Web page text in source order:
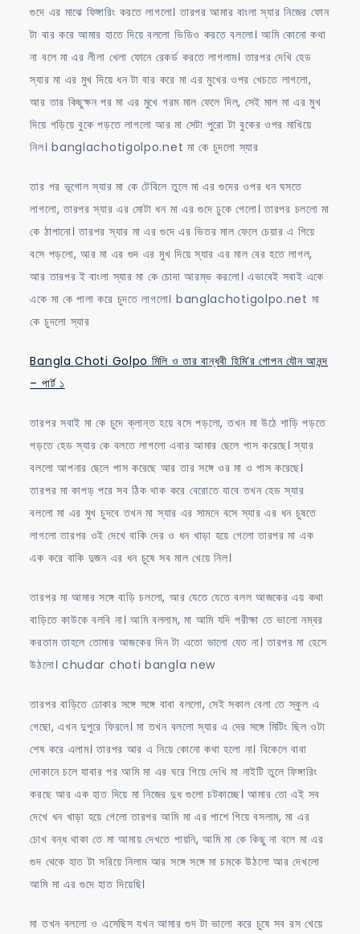
গুদে এর মাঝে ফিঙ্গারিং করতে লাগলো। তারপর আমার বাংলা স্যার নিজের ফোন
টা বার করে আমার হাতে দিয়ে বললো ভিডিও করতে বললো। আমি কোনো কথা
না বলে মা এর লীলা খেলা ফোনে রেকর্ড করতে লাগলাম। তারপর দেখি হেড
স্যার মা এর মুখ দিয়ে ধন টা বার করে মা এর মুখের ওপর খেচতে লাগলো,
আর তার কিছুক্ষন পর মা এর মুখে গরম মাল ফেলে দিল, সেই মাল মা এর মুখ
দিয়ে গড়িয়ে বুকে পড়তে লাগলো আর মা সেটা পুরো টা বুকের ওপর মাখিয়ে
নিল। banglachotigolpo.net মা কে চুদলো স্যার
তার পর ভূগোল স্যার মা কে টেবিলে তুলে মা এর গুদের ওপর ধন ঘসতে
লাগলো, তারপর স্যার এর মোটা ধন মা এর গুদে ঢুকে গেলো। তারপর চললো মা
কে ঠাপানো। তারপর স্যার মা এর গুদে এর ভিতর মাল ফেলে চেয়ার এ গিয়ে
বসে পড়লো, আর মা এর গুদ এর মুখ দিয়ে স্যার এর মাল বের হতে লাগল,
আর তারপর ই বাংলা স্যার মা কে চোদা আরম্ভ করলো। এভাবেই সবাই একে
একে মা কে পালা করে চুদতে লাগলো। banglachotigolpo.net মা
কে চুদলো স্যার
Bangla Choti Golpo মিলি ও তার বান্ধবী হিমি’র গোপন যৌন আনন্দ
– পার্ট ১
তারপর সবাই মা কে চুদে ক্লান্ত হয়ে বসে পড়লো, তখন মা উঠে শাড়ি পড়তে
পড়তে হেড স্যার কে বলতে লাগলো এবার আমার ছেলে পাস করেছে। স্যার
বললো আপনার ছেলে পাস করেছে আর তার সঙ্গে ওর মা ও পাস করেছে।
তারপর মা কাপড় পরে সব ঠিক থাক করে বেরোতে যাবে তখন হেড স্যার
বললো মা এর মুখ চুদবে তখন মা স্যার এর সামনে বসে স্যার এর ধন চুষতে
লাগলো তারপর ওই দেখে বাকি দের ও ধন খাড়া হয়ে গেলো তারপর মা এক
এক করে বাকি দুজন এর ধন চুষে সব মাল খেয়ে নিল।
তারপর মা আমার সঙ্গে বাড়ি চললো, আর যেতে যেতে বলল আজকের এয় কথা
বাড়িতে কাউকে বলবি না। আমি বললাম, মা আমি যদি পরীক্ষা তে ভালো নম্বর
করতাম তাহলে তোমার আজকের দিন টা এতো ভালো যেত না। তারপর মা হেসে
উঠলো। chudar choti bangla new
তারপর বাড়িতে ঢোকার সঙ্গে সঙ্গে বাবা বললো, সেই সকাল বেলা তে স্কুল এ
গেছো, এখন দুপুরে ফিরলে। মা তখন বললো স্যার এ দের সঙ্গে মিটিং ছিল ওটা
শেষ করে এলাম। তারপর আর এ নিয়ে কোনো কথা হলো না। বিকেলে বাবা
দোকানে চলে যাবার পর আমি মা এর ঘরে গিয়ে দেখি মা নাইটি তুলে ফিঙ্গারিং
করছে আর এক হাত দিয়ে মা নিজের দুধ গুলো চটকাচ্ছে। আমার তো এই সব
দেখে ধন খাড়া হয়ে গেলো তারপর আমি মা এর পাশে গিয়ে বসলাম, মা এর
চোখ বন্ধ থাকা তে মা আমায় দেখতে পায়নি, আমি মা কে কিছু না বলে মা এর
গুদ থেকে হাত টা সরিয়ে নিলাম আর সঙ্গে সঙ্গে মা চমকে উঠলো আর দেখলো
আমি মা এর গুদে হাত দিয়েছি।
মা তখন বললো ও এসেছিস যখন আমার গুদ টা ভালো করে চুষে সব রস খেয়ে